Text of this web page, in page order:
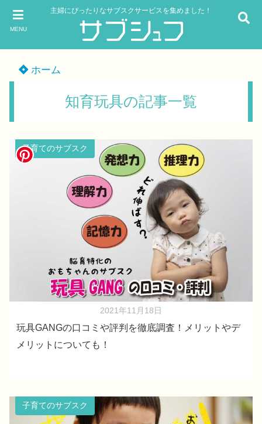
MENU
主婦にぴったりなサブスクサービスを集めました！
ホーム
知育玩具の記事一覧
子育てのサブスク
2021年11月18日
玩具GANGの口コミや評判を徹底調査！メリットやデ
メリットについても！
子育てのサブスク